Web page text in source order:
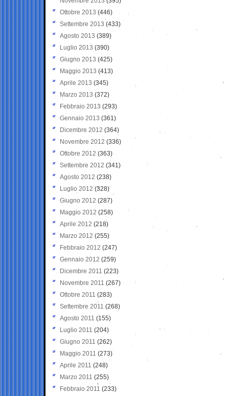
Ottobre 2013 (446)
Settembre 2013 (433)
Agosto 2013 (389)
Luglio 2013 (390)
Giugno 2013 (425)
Maggio 2013 (413)
Aprile 2013 (345)
Marzo 2013 (372)
Febbraio 2013 (293)
Gennaio 2013 (361)
Dicembre 2012 (364)
Novembre 2012 (336)
Ottobre 2012 (363)
Settembre 2012 (341)
Agosto 2012 (238)
Luglio 2012 (328)
Giugno 2012 (287)
Maggio 2012 (258)
Aprile 2012 (218)
Marzo 2012 (255)
Febbraio 2012 (247)
Gennaio 2012 (259)
Dicembre 2011 (223)
Novembre 2011 (267)
Ottobre 2011 (283)
Settembre 2011 (268)
Agosto 2011 (155)
Luglio 2011 (204)
Giugno 2011 (262)
Maggio 2011 (273)
Aprile 2011 (248)
Marzo 2011 (255)
Febbraio 2011 (233)